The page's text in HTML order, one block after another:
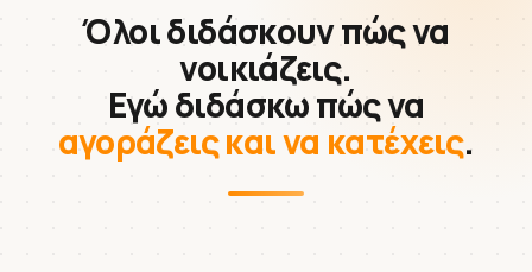
Όλοι διδάσκουν πώς να
νοικιάζεις.
Εγώ διδάσκω πώς να
αγοράζεις και να κατέχεις.